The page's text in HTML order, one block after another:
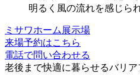
明るく風の流れを感じら
ミサワホーム展示場
来場予約はこちら
電話で問い合わせる
老後まで快適に暮らせるバリア